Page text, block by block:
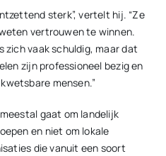
sterk”, vertelt hij. “Ze
vertrouwen te winnen.
vaak schuldig, maar dat
zijn professioneel bezig en
mensen.”
gaat om landelijk
en niet om lokale
die vanuit een soort